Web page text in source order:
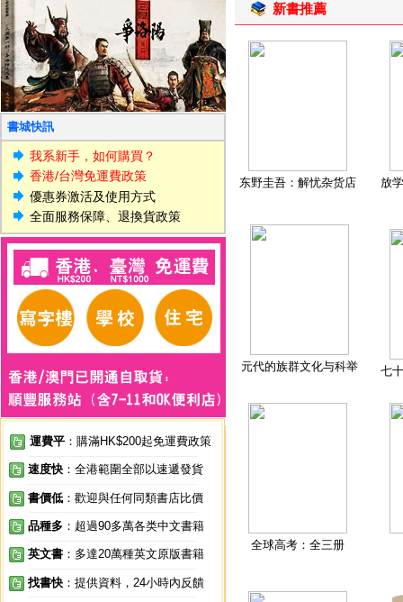
書城快訊
我系新手，如何購買？
香港/台灣免運費政策
優惠券激活及使用方式
全面服務保障、退換貨政策
運費平 ：購滿HK$200起免運費政策
速度快 ：全港範圍全部以速遞發貨
書價低 ：歡迎與任何同類書店比價
品種多 ：超過90多萬各类中文書籍
英文書 ：多達20萬種英文原版書籍
找書快 ：提供資料，24小時內反饋
新書推薦
东野圭吾：解忧杂货店 放
元代的族群文化与科举 七
全球高考：全三册